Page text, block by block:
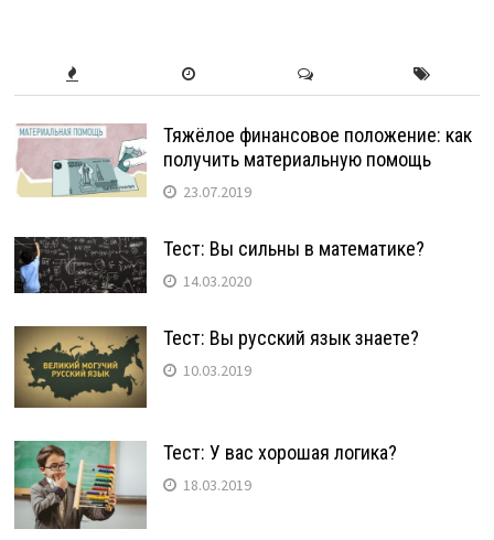
Тяжёлое финансовое положение: как
получить материальную помощь
23.07.2019
Тест: Вы сильны в математике?
14.03.2020
Тест: Вы русский язык знаете?
10.03.2019
Тест: У вас хорошая логика?
18.03.2019